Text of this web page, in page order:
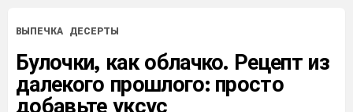
ВЫПЕЧКА ДЕСЕРТЫ
Булочки, как облачко. Рецепт из
далекого прошлого: просто
добавьте уксус